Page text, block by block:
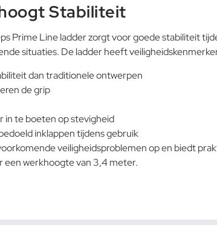
Stabiliteit
Prime Line ladder zorgt voor goede stabiliteit
situaties. De ladder heeft
dan traditionele ontwerpen
de grip
in te boeten op stevigheid
inklappen tijdens gebruik
veiligheidsproblemen op en biedt
werkhoogte van 3,4 meter.